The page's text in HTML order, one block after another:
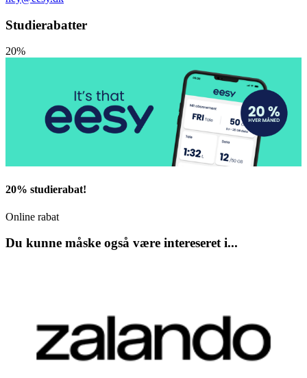
Studierabatter
20%
20% studierabat!
Online rabat
Du kunne måske også være intereseret i...